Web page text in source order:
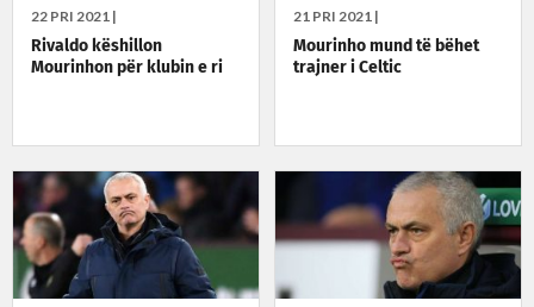
22 PRI 2021 |
Rivaldo këshillon
Mourinhon për klubin e ri
21 PRI 2021 |
Mourinho mund të bëhet
trajner i Celtic